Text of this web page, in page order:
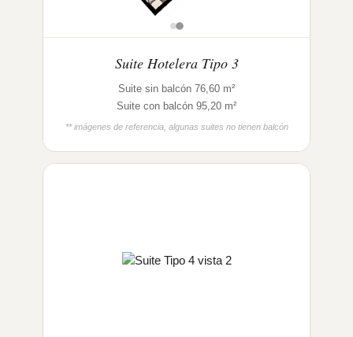
Suite Hotelera Tipo 3
Suite sin balcón 76,60 m²
Suite con balcón 95,20 m²
** imágenes de referencia, algunas suites no tienen balcón